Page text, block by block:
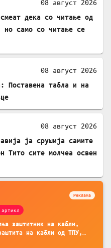
08 август 2026
дека со читање од
но само со читање се
08 август 2026
Поставена табла и на
08 август 2026
ја срушија самите
Тито сите молчеа освен
Реклама
заштитник на кабли,
на кабли од ТПУ,
на кабли, без